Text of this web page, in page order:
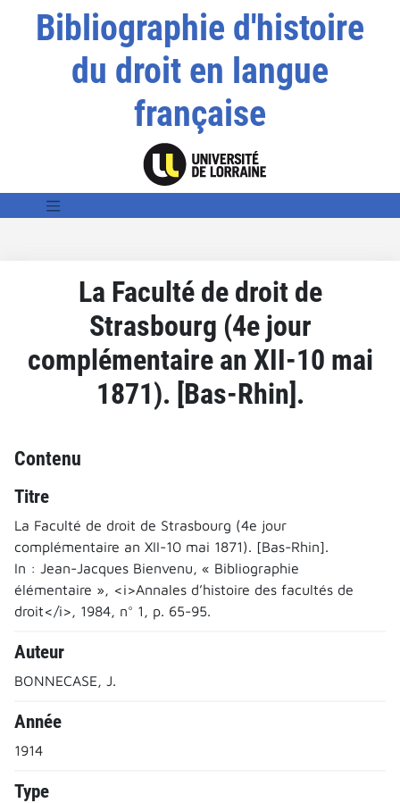
Bibliographie d'histoire
du droit en langue
française
La Faculté de droit de
Strasbourg (4e jour
complémentaire an XII-10 mai
1871). [Bas-Rhin].
Contenu
Titre
La Faculté de droit de Strasbourg (4e jour
complémentaire an XII-10 mai 1871). [Bas-Rhin].
In : Jean-Jacques Bienvenu, « Bibliographie
élémentaire », <i>Annales d’histoire des facultés de
droit</i>, 1984, n° 1, p. 65-95.
Auteur
BONNECASE, J.
Année
1914
Type